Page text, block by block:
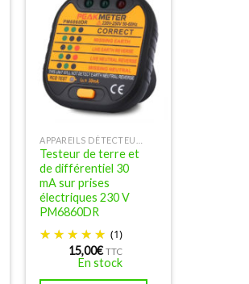
Testeur de terre et
de différentiel 30
mA sur prises
électriques 230 V
PM6860DR
(1)
15,00€ TTC
En stock